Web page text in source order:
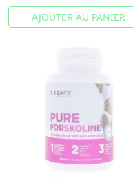
AJOUTER AU PANIER